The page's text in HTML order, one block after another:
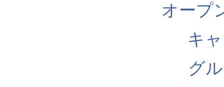
オープ
キ
グ